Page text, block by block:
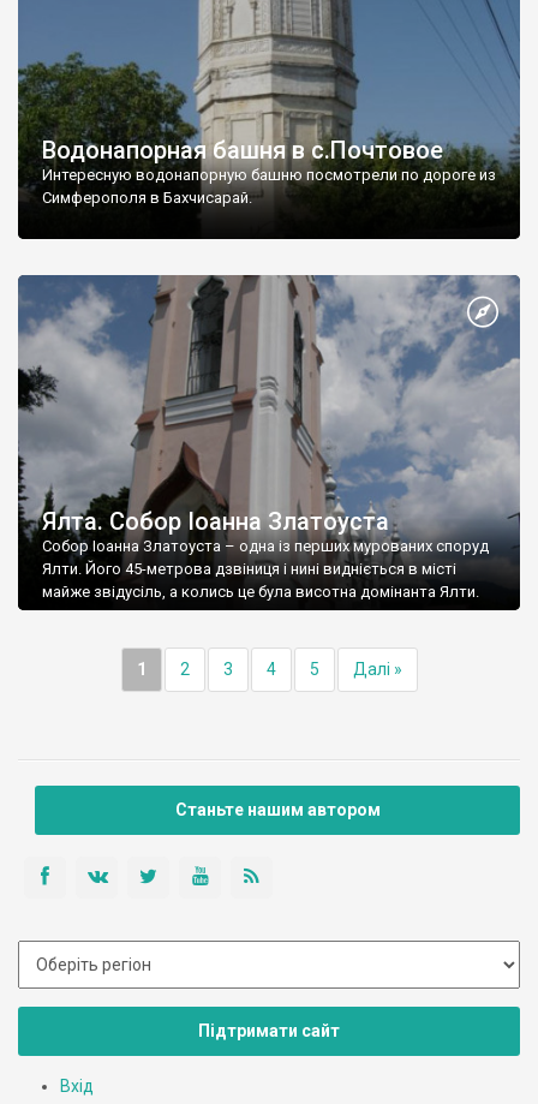
Водонапорная башня в с.Почтовое
Интересную водонапорную башню посмотрели по дороге из
Симферополя в Бахчисарай.
Ялта. Собор Іоанна Златоуста
Собор Іоанна Златоуста – одна із перших мурованих споруд
Ялти. Його 45-метрова дзвіниця і нині видніється в місті
майже звідусіль, а колись це була висотна домінанта Ялти.
1 2 3 4 5 Далі »
Станьте нашим автором
Підтримати сайт
Вхід